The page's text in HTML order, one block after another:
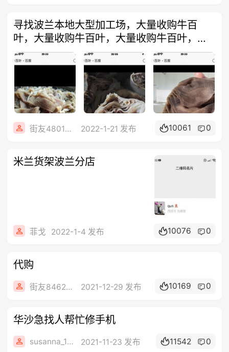
寻找波兰本地大型加工场，大量收购牛百
叶，大量收购牛百叶，大量收购牛百叶，中
介免谈
街友48016520 2022-1-21 发布 10061 0
米兰货架波兰分店
菲戈 2022-1-4 发布 10076 0
代购
街友84621446 2021-12-29 发布 10169 0
华沙急找人帮忙修手机
susanna_127 2021-11-23 发布 11542 0